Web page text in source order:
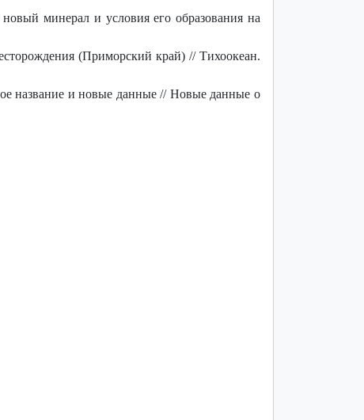
минерал и условия его образования на
(Приморский край) // Тихоокеан.
название и новые данные // Новые данные о